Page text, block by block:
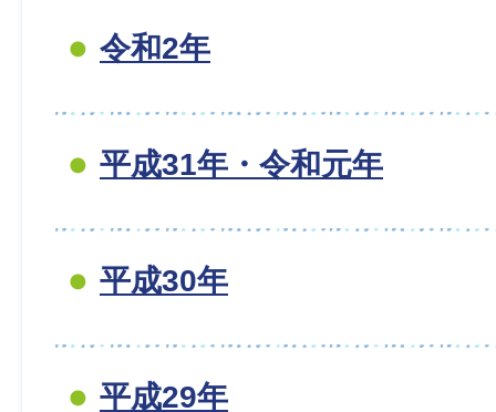
令和2年
平成31年・令和元年
平成30年
平成29年